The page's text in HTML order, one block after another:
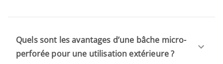
Quels sont les avantages d’une bâche micro-
perforée pour une utilisation extérieure ?